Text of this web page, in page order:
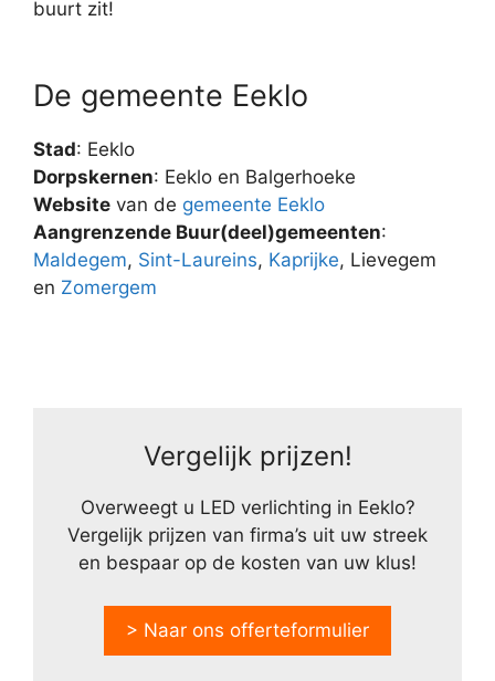
buurt zit!
De gemeente Eeklo
Stad: Eeklo
Dorpskernen: Eeklo en Balgerhoeke
Website van de gemeente Eeklo
Aangrenzende Buur(deel)gemeenten:
Maldegem, Sint-Laureins, Kaprijke, Lievegem
en Zomergem
Vergelijk prijzen!
Overweegt u LED verlichting in Eeklo?
Vergelijk prijzen van firma’s uit uw streek
en bespaar op de kosten van uw klus!
> Naar ons offerteformulier